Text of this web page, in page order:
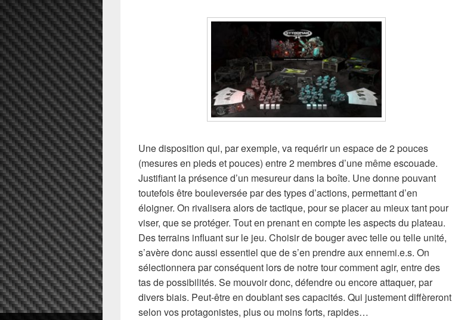
Une disposition qui, par exemple, va requérir un espace de 2 pouces
(mesures en pieds et pouces) entre 2 membres d’une même escouade.
Justifiant la présence d’un mesureur dans la boîte. Une donne pouvant
toutefois être bouleversée par des types d’actions, permettant d’en
éloigner. On rivalisera alors de tactique, pour se placer au mieux tant pour
viser, que se protéger. Tout en prenant en compte les aspects du plateau.
Des terrains influant sur le jeu. Choisir de bouger avec telle ou telle unité,
s’avère donc aussi essentiel que de s’en prendre aux ennemi.e.s. On
sélectionnera par conséquent lors de notre tour comment agir, entre des
tas de possibilités. Se mouvoir donc, défendre ou encore attaquer, par
divers biais. Peut-être en doublant ses capacités. Qui justement diffèreront
selon vos protagonistes, plus ou moins forts, rapides…